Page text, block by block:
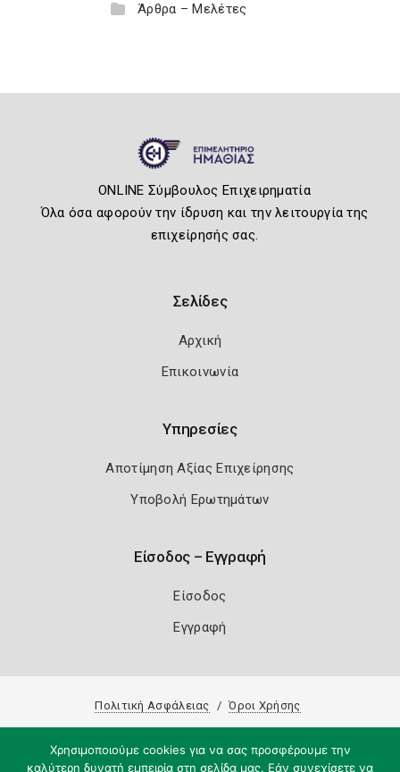
Άρθρα – Μελέτες
ONLINE Σύμβουλος Επιχειρηματία
Όλα όσα αφορούν την ίδρυση και την λειτουργία της
επιχείρησής σας.
Σελίδες
Αρχική
Επικοινωνία
Υπηρεσίες
Αποτίμηση Αξίας Επιχείρησης
Υποβολή Ερωτημάτων
Είσοδος – Εγγραφή
Είσοδος
Εγγραφή
Πολιτική Ασφάλειας Όροι Χρήσης
Χρησιμοποιούμε cookies για να σας προσφέρουμε την
καλύτερη δυνατή εμπειρία στη σελίδα μας. Εάν συνεχίσετε να